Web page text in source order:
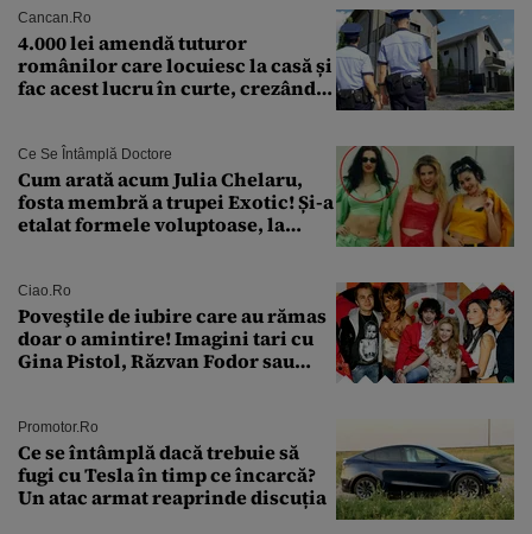
Cancan.ro
4.000 lei amendă tuturor
românilor care locuiesc la casă și
fac acest lucru în curte, crezând
Ce Se Întâmplă Doctore
Cum arată acum Julia Chelaru,
fosta membră a trupei Exotic! Și-a
etalat formele voluptoase, la
Ciao.ro
Poveştile de iubire care au rămas
doar o amintire! Imagini tari cu
Gina Pistol, Răzvan Fodor sau
Promotor.ro
Ce se întâmplă dacă trebuie să
fugi cu Tesla în timp ce încarcă?
Un atac armat reaprinde discuția